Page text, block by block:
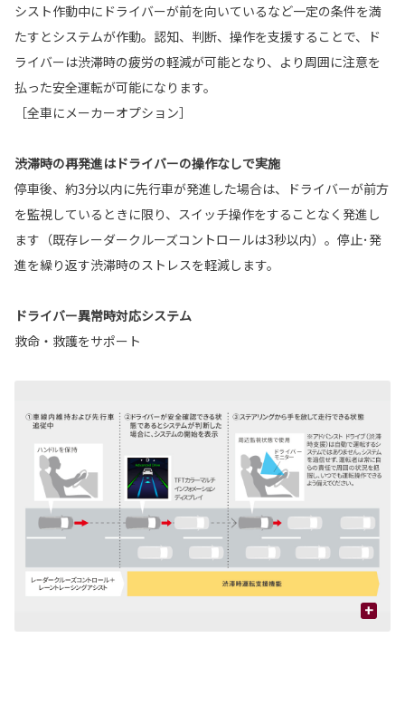
シスト作動中にドライバーが前を向いているなど一定の条件を満
たすとシステムが作動。認知、判断、操作を支援することで、ド
ライバーは渋滞時の疲労の軽減が可能となり、より周囲に注意を
払った安全運転が可能になります。
［全車にメーカーオプション］
渋滞時の再発進はドライバーの操作なしで実施
停車後、約3分以内に先行車が発進した場合は、ドライバーが前方
を監視しているときに限り、スイッチ操作をすることなく発進し
ます（既存レーダークルーズコントロールは3秒以内）。停止･発
進を繰り返す渋滞時のストレスを軽減します。
ドライバー異常時対応システム
救命・救護をサポート
+